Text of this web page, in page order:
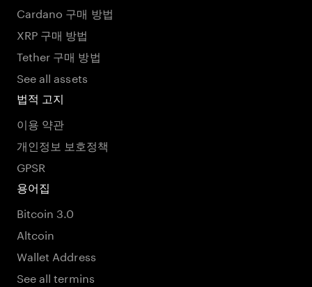
Cardano 구매 방법
XRP 구매 방법
Tether 구매 방법
See all assets
법적 고지
이용 약관
개인정보 보호정책
GPSR
용어집
Bitcoin 3.0
Altcoin
Wallet Address
See all termins